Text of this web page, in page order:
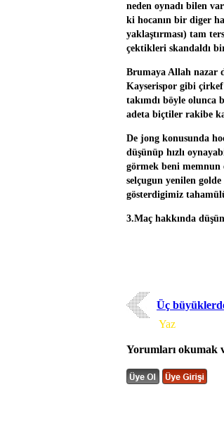
neden oynadı bilen
ki hocanın bir diger
yaklaştırması) tam
çektikleri skandaldı
Brumaya Allah nazar
Kayserispor gibi
takımdı böyle olunca
adeta biçtiler rakibe
De jong konusunda
düşünüp hızlı
görmek beni
selçugun yenilen
gösterdigimiz
3.Maç hakkında
Üç
Yaz
Yorumları okumak